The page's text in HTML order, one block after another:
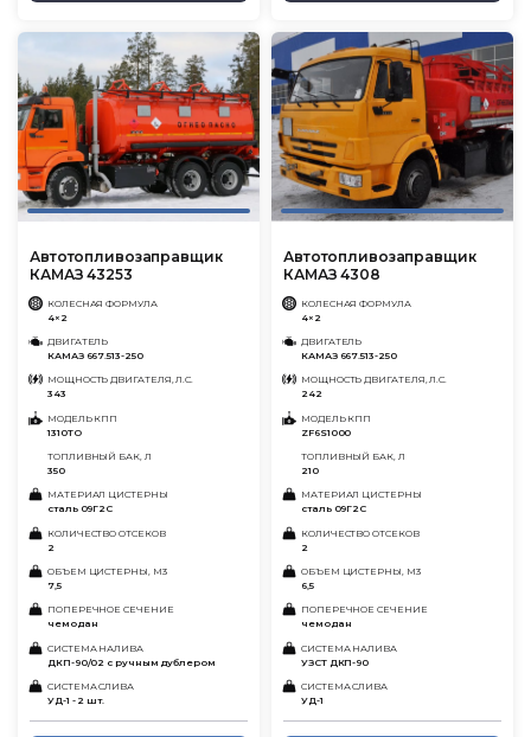
Автотопливозаправщик
КАМАЗ 43253
КОЛЕСНАЯ ФОРМУЛА
4×2
ДВИГАТЕЛЬ
КАМАЗ 667.513-250
МОЩНОСТЬ ДВИГАТЕЛЯ, Л.С.
343
МОДЕЛЬ КПП
1310ТО
ТОПЛИВНЫЙ БАК, Л
350
МАТЕРИАЛ ЦИСТЕРНЫ
сталь 09Г2С
КОЛИЧЕСТВО ОТСЕКОВ
2
ОБЪЕМ ЦИСТЕРНЫ, М3
7,5
ПОПЕРЕЧНОЕ СЕЧЕНИЕ
чемодан
СИСТЕМА НАЛИВА
ДКП-90/02 с ручным дублером
СИСТЕМА СЛИВА
УД-1 - 2 шт.
Автотопливозаправщик
КАМАЗ 4308
КОЛЕСНАЯ ФОРМУЛА
4×2
ДВИГАТЕЛЬ
КАМАЗ 667.513-250
МОЩНОСТЬ ДВИГАТЕЛЯ, Л.С.
242
МОДЕЛЬ КПП
ZF6S1000
ТОПЛИВНЫЙ БАК, Л
210
МАТЕРИАЛ ЦИСТЕРНЫ
сталь 09Г2С
КОЛИЧЕСТВО ОТСЕКОВ
2
ОБЪЕМ ЦИСТЕРНЫ, М3
6,5
ПОПЕРЕЧНОЕ СЕЧЕНИЕ
чемодан
СИСТЕМА НАЛИВА
УЗСТ ДКП-90
СИСТЕМА СЛИВА
УД-1